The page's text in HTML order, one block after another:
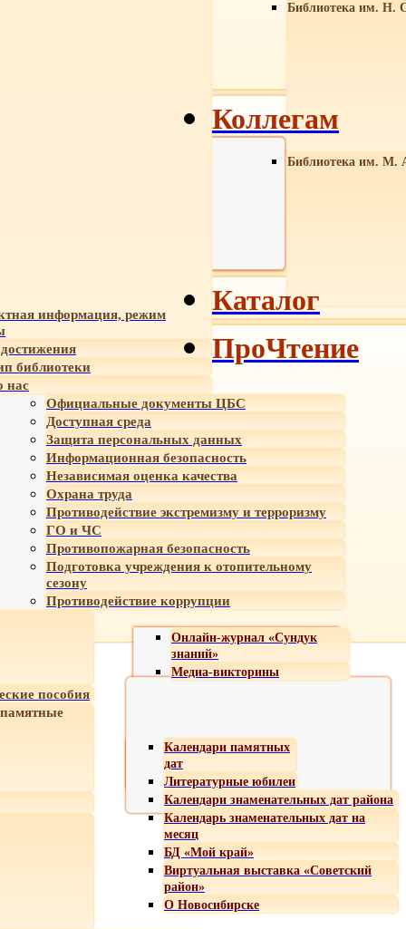
Библиотека им. Н.
Библиотека им. М.
информация, режим
библиотеки
нас
Официальные документы ЦБС
Доступная среда
Защита персональных данных
Информационная безопасность
Независимая оценка качества
Охрана труда
Противодействие экстремизму и терроризму
ГО и ЧС
Противопожарная безопасность
Подготовка учреждения к отопительному
сезону
Противодействие коррупции
Онлайн-журнал «Сундук
знаний»
Медиа-викторины
пособия
Календари памятных
дат
Литературные юбилеи
Календари знаменательных дат района
Календарь знаменательных дат на
месяц
БД «Мой край»
Виртуальная выставка «Советский
район»
О Новосибирске
Коллегам
Каталог
ПроЧтение